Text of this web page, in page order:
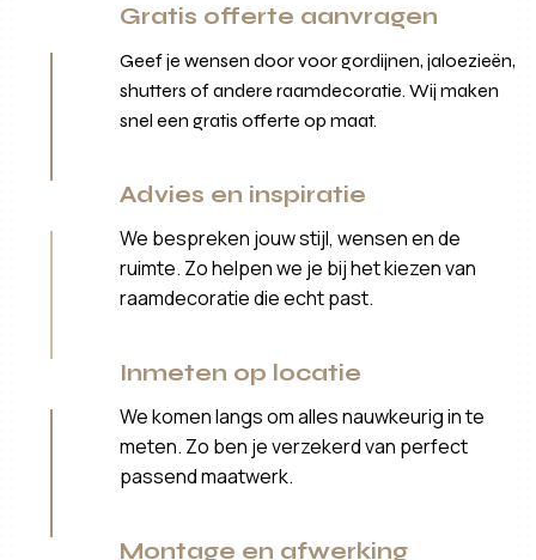
Gratis offerte aanvragen
Geef je wensen door voor gordijnen, jaloezieën,
shutters of andere raamdecoratie. Wij maken
snel een gratis offerte op maat.
Advies en inspiratie
We bespreken jouw stijl, wensen en de
ruimte. Zo helpen we je bij het kiezen van
raamdecoratie die echt past.
Inmeten op locatie
We komen langs om alles nauwkeurig in te
meten. Zo ben je verzekerd van perfect
passend maatwerk.
Montage en afwerking